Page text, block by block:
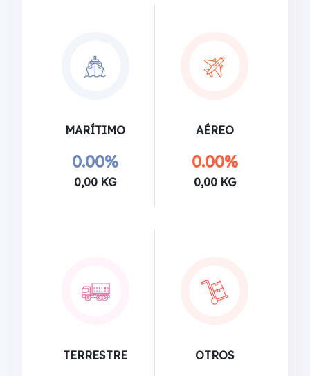
MARÍTIMO
0.00%
0,00 KG
AÉREO
0.00%
0,00 KG
TERRESTRE OTROS